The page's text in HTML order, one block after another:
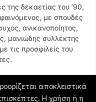
της δεκαετίας του ’90,
με σπουδές
ανικανοποίητος,
μανιώδης συλλέκτης
τις προσφιλείς του
αποκλειστικά
Η χρήση ή η